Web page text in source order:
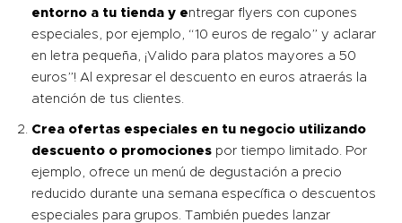
entorno a tu tienda y entregar flyers con cupones
especiales, por ejemplo, “10 euros de regalo” y aclarar
en letra pequeña, ¡Valido para platos mayores a 50
euros”! Al expresar el descuento en euros atraerás la
atención de tus clientes.
Crea ofertas especiales en tu negocio utilizando
descuento o promociones por tiempo limitado. Por
ejemplo, ofrece un menú de degustación a precio
reducido durante una semana específica o descuentos
especiales para grupos. También puedes lanzar